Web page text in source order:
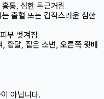
통, 심한 두근거림
출혈 또는 갑작스러운 심한
부 벗겨짐
황달, 짙은 소변, 오른쪽 윗배
아닙니다.